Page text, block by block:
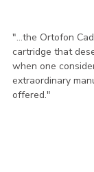
"...the Ortofon
cartridge that
when one
extraordinary
offered."